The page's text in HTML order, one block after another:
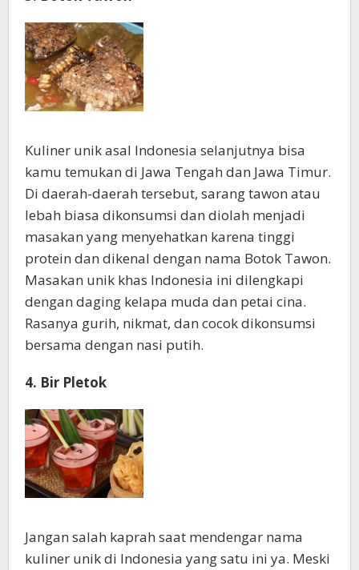
Kuliner unik asal Indonesia selanjutnya bisa
kamu temukan di Jawa Tengah dan Jawa Timur.
Di daerah-daerah tersebut, sarang tawon atau
lebah biasa dikonsumsi dan diolah menjadi
masakan yang menyehatkan karena tinggi
protein dan dikenal dengan nama Botok Tawon.
Masakan unik khas Indonesia ini dilengkapi
dengan daging kelapa muda dan petai cina.
Rasanya gurih, nikmat, dan cocok dikonsumsi
bersama dengan nasi putih.
4. Bir Pletok
Jangan salah kaprah saat mendengar nama
kuliner unik di Indonesia yang satu ini ya. Meski